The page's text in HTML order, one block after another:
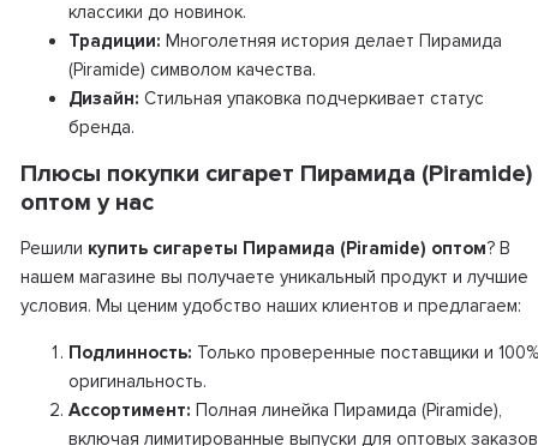
классики до новинок.
Традиции: Многолетняя история делает Пирамида
(Piramide) символом качества.
Дизайн: Стильная упаковка подчеркивает статус
бренда.
Плюсы покупки сигарет Пирамида (Piramide)
оптом у нас
Решили купить сигареты Пирамида (Piramide) оптом? В
нашем магазине вы получаете уникальный продукт и лучшие
условия. Мы ценим удобство наших клиентов и предлагаем:
Подлинность: Только проверенные поставщики и 100%
оригинальность.
Ассортимент: Полная линейка Пирамида (Piramide),
включая лимитированные выпуски для оптовых